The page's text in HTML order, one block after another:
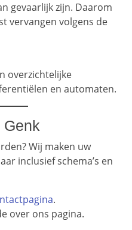
gevaarlijk zijn. Daarom
vervangen volgens de
overzichtelijke
en automaten.
Wij maken uw
inclusief schema’s en
.
over ons pagina.